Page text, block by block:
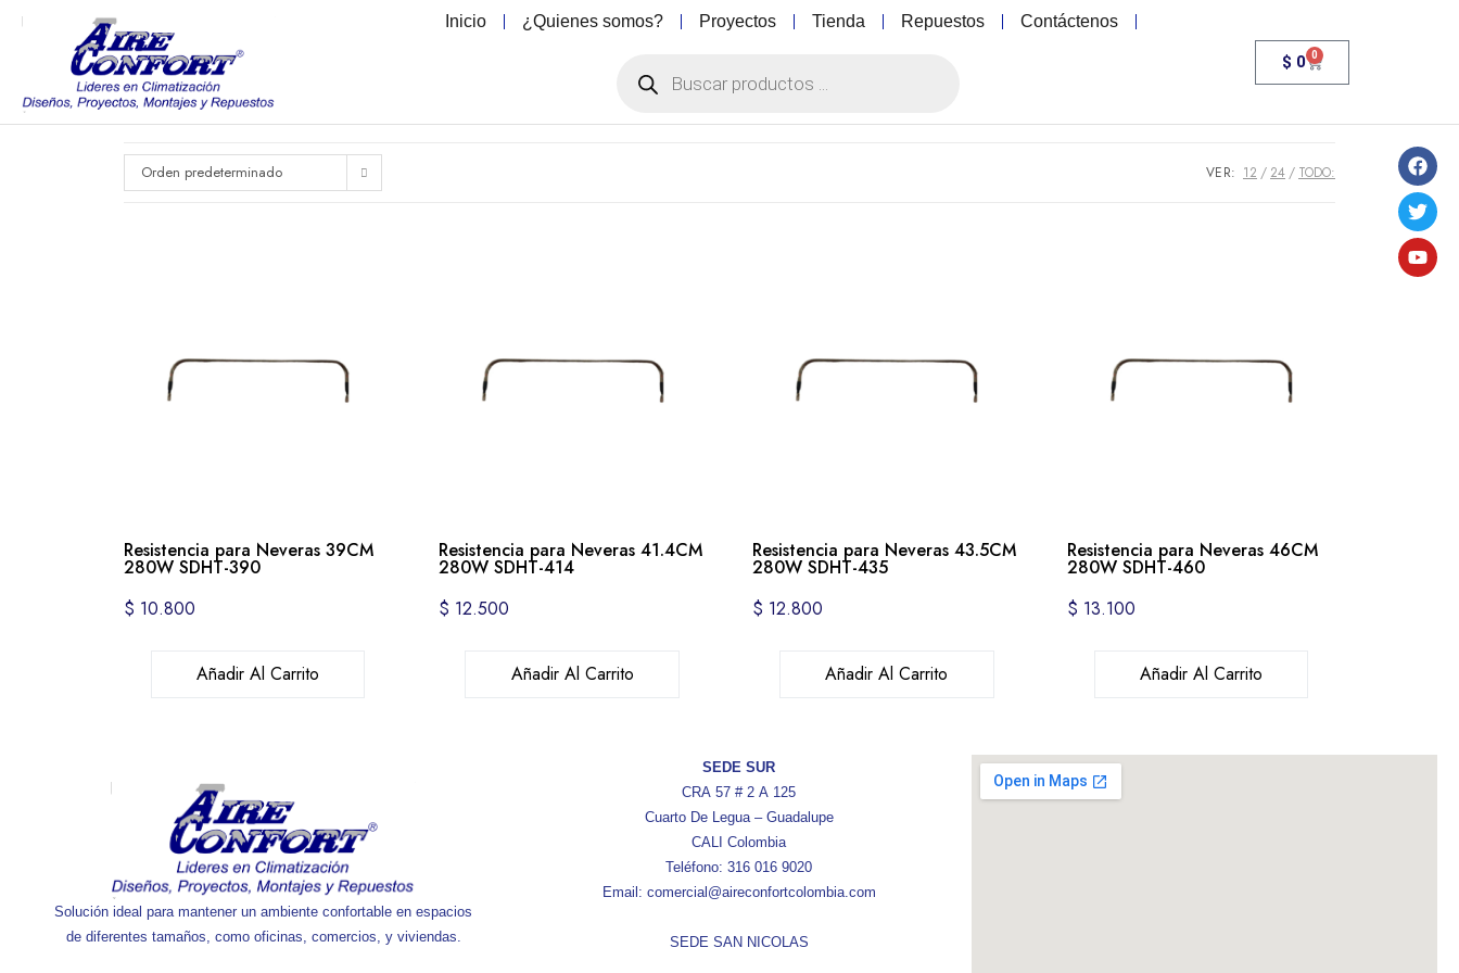
Inicio ¿Quienes somos? Proyectos Tienda Repuestos Contáctenos
$ 0 0
Orden predeterminado VER: 12 24 TODO:
Resistencia para Neveras 39CM
280W SDHT-390
$ 10.800
Añadir Al Carrito
Resistencia para Neveras 41.4CM
280W SDHT-414
$ 12.500
Añadir Al Carrito
Resistencia para Neveras 43.5CM
280W SDHT-435
$ 12.800
Añadir Al Carrito
Resistencia para Neveras 46CM
280W SDHT-460
$ 13.100
Añadir Al Carrito
Solución ideal para mantener un ambiente confortable en espacios
de diferentes tamaños, como oficinas, comercios, y viviendas.
SEDE SUR
CRA 57 # 2 A 125
Cuarto De Legua – Guadalupe
CALI Colombia
Teléfono: 316 016 9020
Email: comercial@aireconfortcolombia.com
SEDE SAN NICOLAS